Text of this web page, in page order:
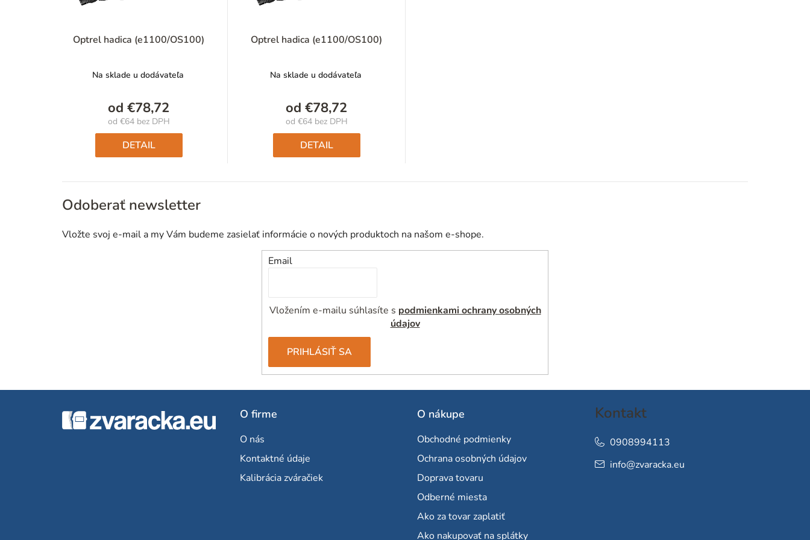
Optrel hadica (e1100/OS100)
Na sklade u dodávateľa
od €78,72
od €64bez DPH
Jednotková
cena:
DETAIL
Optrel hadica (e1100/OS100)
Na sklade u dodávateľa
od €78,72
od €64bez DPH
Jednotková
cena:
DETAIL
Odoberať newsletter
Vložte svoj e-mail a my Vám budeme zasielať informácie o nových produktoch na našom e-shope.
Email
Vložením e-mailu súhlasíte s podmienkami ochrany osobných
údajov
PRIHLÁSIŤ SA
O firme
O nás
Kontaktné údaje
Kalibrácia zváračiek
O nákupe
Obchodné podmienky
Ochrana osobných údajov
Doprava tovaru
Odberné miesta
Ako za tovar zaplatiť
Ako nakupovať na splátky
Kontakt
info@zvaracka.eu
0908994113